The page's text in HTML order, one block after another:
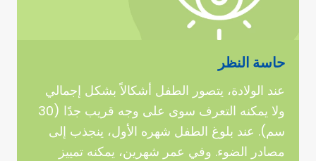
حاسة النظر
عند الولادة، يتصور الطفل أشكالاً بشكل إجمالي
ولا يمكنه التعرف سوى على وجه قريب جدًا (30
سم). عند بلوغ الطفل شهره الأول، ينجذب إلى
مصادر الضوء. وفي عمر شهرين، يمكنه تمييز